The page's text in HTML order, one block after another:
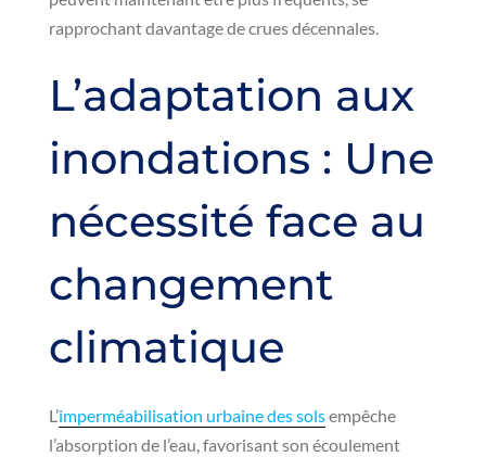
rapprochant davantage de crues décennales.
L’adaptation aux
inondations : Une
nécessité face au
changement
climatique
L’imperméabilisation urbaine des solsempêche
l’absorption de l’eau, favorisant son écoulement